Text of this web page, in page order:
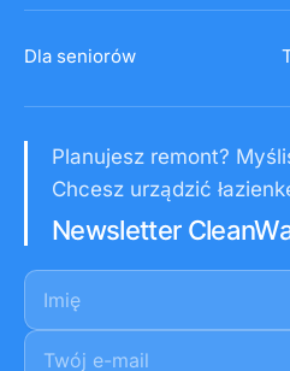
Dla seniorów
Planujesz remont?
Chcesz urządzić
Newsletter
Imię
E-mail